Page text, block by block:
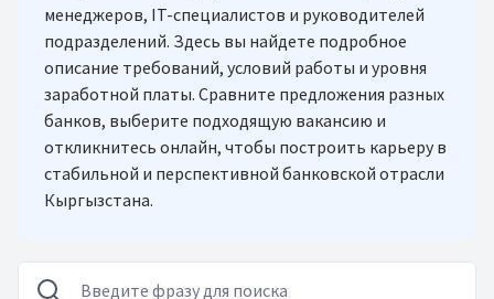
менеджеров, IT-специалистов и руководителей
подразделений. Здесь вы найдете подробное
описание требований, условий работы и уровня
заработной платы. Сравните предложения разных
банков, выберите подходящую вакансию и
откликнитесь онлайн, чтобы построить карьеру в
стабильной и перспективной банковской отрасли
Кыргызстана.